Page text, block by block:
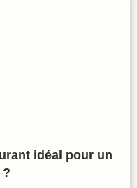
idéal pour un
?